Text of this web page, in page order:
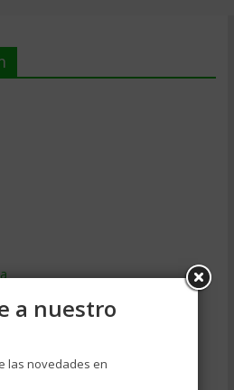
a nuestro
las novedades en